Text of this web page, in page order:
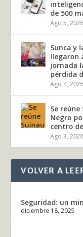
de 500
Ago 5, 2026
Sunca y
llegaron
jornada
pérdida
Ago 4, 2026
Se
Negro
centro
Ago 3, 2026
VOLVER A
Seguridad: un
diciembre 18, 2025